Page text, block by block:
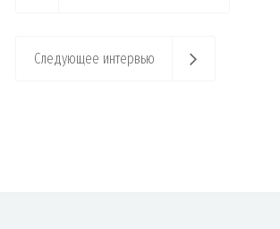
Следующее интервью